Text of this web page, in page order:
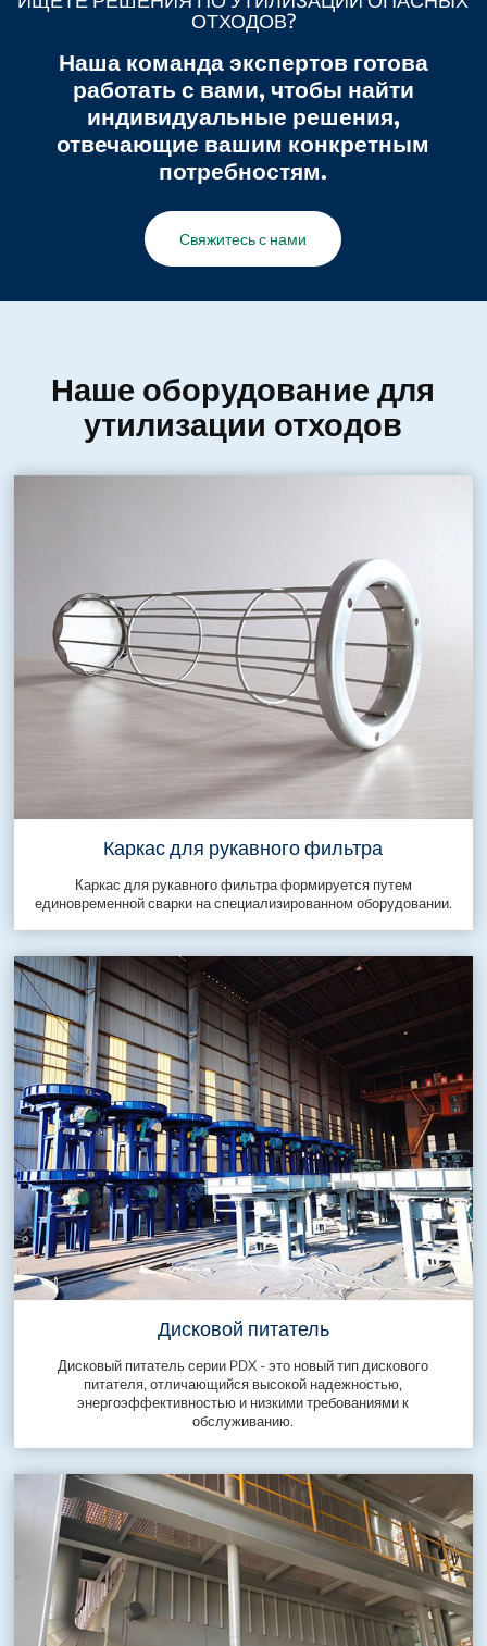
ОТХОДОВ?
Наша команда экспертов готова
работать с вами, чтобы найти
индивидуальные решения,
отвечающие вашим конкретным
потребностям.
Свяжитесь с нами
Наше оборудование для
утилизации отходов
Каркас для рукавного фильтра
Каркас для рукавного фильтра формируется путем
единовременной сварки на специализированном оборудовании.
Дисковой питатель
Дисковый питатель серии PDX - это новый тип дискового
питателя, отличающийся высокой надежностью,
энергоэффективностью и низкими требованиями к
обслуживанию.